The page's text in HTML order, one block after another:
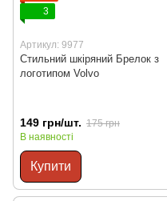
3
Артикул: 9977
Стильний шкіряний Брелок з
логотипом Volvo
149 грн/шт. 175 грн
В наявності
Купити